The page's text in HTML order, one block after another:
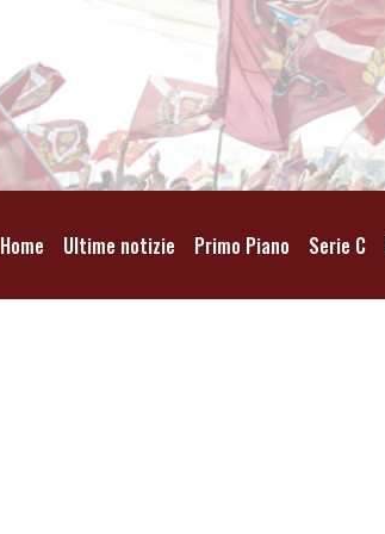
Home Ultime notizie Primo Piano Serie C